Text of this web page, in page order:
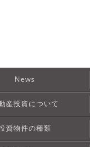
News
産投資について
資物件の種類